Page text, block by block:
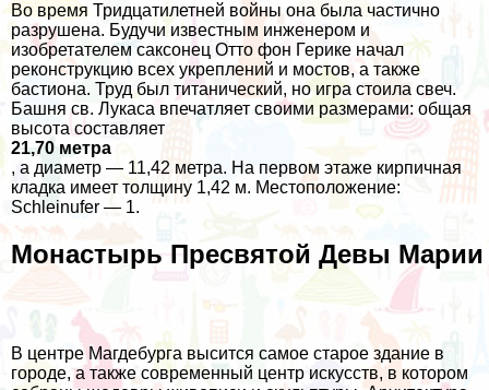
Во время Тридцатилетней войны она была частично
разрушена. Будучи известным инженером и
изобретателем саксонец Отто фон Герике начал
реконструкцию всех укреплений и мостов, а также
бастиона. Труд был титанический, но игра стоила свеч.
Башня св. Лукаса впечатляет своими размерами: общая
высота составляет
21,70 метра
, а диаметр — 11,42 метра. На первом этаже кирпичная
кладка имеет толщину 1,42 м. Местоположение:
Schleinufer — 1.
Монастырь Пресвятой Девы Марии
В центре Магдебурга высится самое старое здание в
городе, а также современный центр искусств, в котором